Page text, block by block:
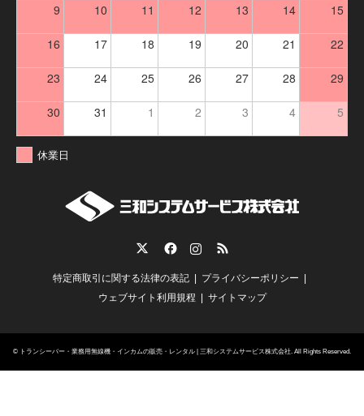
9 10 11 12 13 14 15
16 17 18 19 20 21 22
23 24 25 26 27 28 29
30 31 1 2 3 4 5
休業日
RSS
特定商取引に関する法律の表記
プライバシーポリシー
ウェブサイト利用規程
サイトマップ
© トランシーバー・業務用無線機・インカムの販売・レンタル | 三和システムサービス株式会社. All Rights Reserved.